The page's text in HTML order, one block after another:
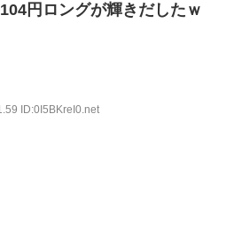
円ロングが輝きだしたｗ
ID:0I5BKreI0.net